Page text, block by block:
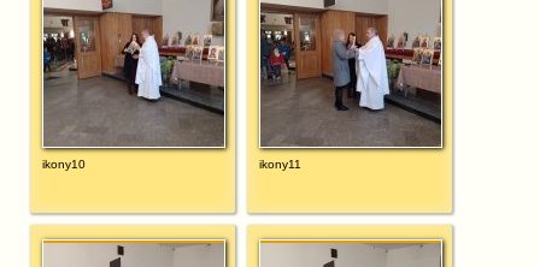
ikony10 ikony11